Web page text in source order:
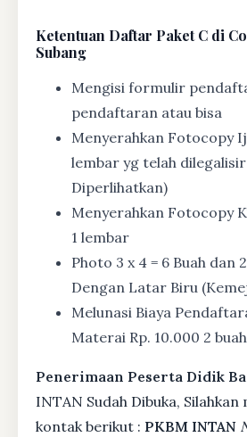
Ketentuan Daftar Paket C di
Subang
Mengisi formulir
pendaftaran atau bisa
Menyerahkan Fotocopy
lembar yg telah
Diperlihatkan)
Menyerahkan Fotocopy
1 lembar
Photo 3 x 4 = 6 Buah dan
Dengan Latar Biru
Melunasi Biaya
Materai Rp. 10.000 2 buah
Penerimaan Peserta Didik
INTAN Sudah Dibuka, Silahkan
kontak berikut : PKBM INTAN